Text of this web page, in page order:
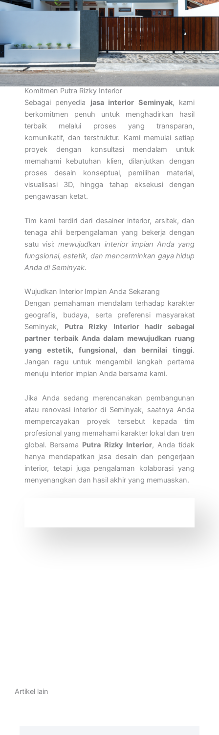
Komitmen Putra Rizky Interior
Sebagai penyedia jasa interior Seminyak, kami
berkomitmen penuh untuk menghadirkan hasil
terbaik melalui proses yang transparan,
komunikatif, dan terstruktur. Kami memulai setiap
proyek dengan konsultasi mendalam untuk
memahami kebutuhan klien, dilanjutkan dengan
proses desain konseptual, pemilihan material,
visualisasi 3D, hingga tahap eksekusi dengan
pengawasan ketat.
Tim kami terdiri dari desainer interior, arsitek, dan
tenaga ahli berpengalaman yang bekerja dengan
satu visi:mewujudkan interior impian Anda yang
fungsional, estetik, dan mencerminkan gaya hidup
Anda di Seminyak.
Wujudkan Interior Impian Anda Sekarang
Dengan pemahaman mendalam terhadap karakter
geografis, budaya, serta preferensi masyarakat
Seminyak, Putra Rizky Interior hadir sebagai
partner terbaik Anda dalam mewujudkan ruang
yang estetik, fungsional, dan bernilai tinggi.
Jangan ragu untuk mengambil langkah pertama
menuju interior impian Anda bersama kami.
Jika Anda sedang merencanakan pembangunan
atau renovasi interior di Seminyak, saatnya Anda
mempercayakan proyek tersebut kepada tim
profesional yang memahami karakter lokal dan tren
global. Bersama Putra Rizky Interior, Anda tidak
hanya mendapatkan jasa desain dan pengerjaan
interior, tetapi juga pengalaman kolaborasi yang
menyenangkan dan hasil akhir yang memuaskan.
Artikel lain